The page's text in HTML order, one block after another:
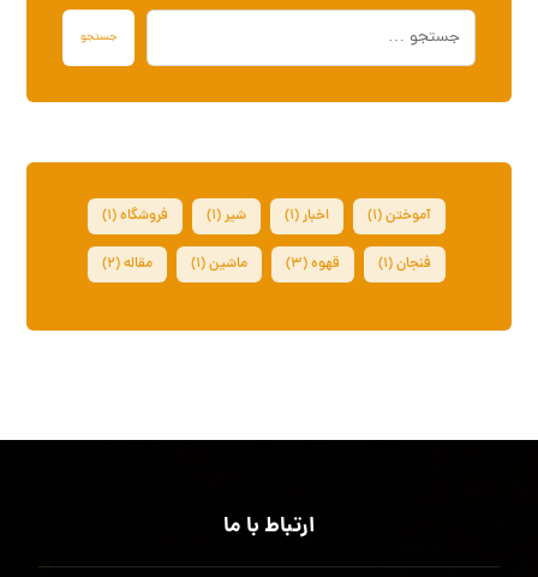
جستجو
آموختن(۱) اخبار(۱) شیر(۱) فروشگاه(۱)
فنجان(۱) قهوه(۳) ماشین(۱) مقاله(۲)
ارتباط با ما